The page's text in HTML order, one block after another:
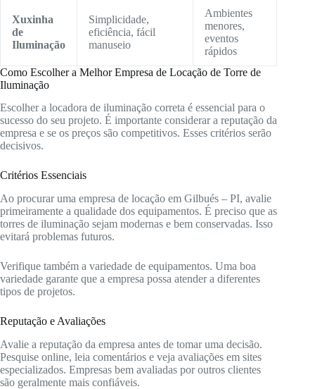
Xuxinha
de
Iluminação
Simplicidade,
eficiência, fácil
manuseio
Ambientes
menores,
eventos
rápidos
Como Escolher a Melhor Empresa de Locação de Torre de
Iluminação
Escolher a locadora de iluminação correta é essencial para o
sucesso do seu projeto. É importante considerar a reputação da
empresa e se os preços são competitivos. Esses critérios serão
decisivos.
Critérios Essenciais
Ao procurar uma empresa de locação em Gilbués – PI, avalie
primeiramente a qualidade dos equipamentos. É preciso que as
torres de iluminação sejam modernas e bem conservadas. Isso
evitará problemas futuros.
Verifique também a variedade de equipamentos. Uma boa
variedade garante que a empresa possa atender a diferentes
tipos de projetos.
Reputação e Avaliações
Avalie a reputação da empresa antes de tomar uma decisão.
Pesquise online, leia comentários e veja avaliações em sites
especializados. Empresas bem avaliadas por outros clientes
são geralmente mais confiáveis.